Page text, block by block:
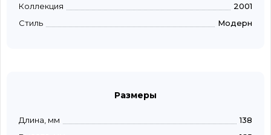
Коллекция
2001
Стиль
Модерн
Размеры
Длина, мм
138